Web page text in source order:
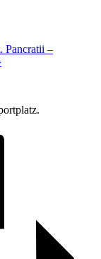
Pancratii –